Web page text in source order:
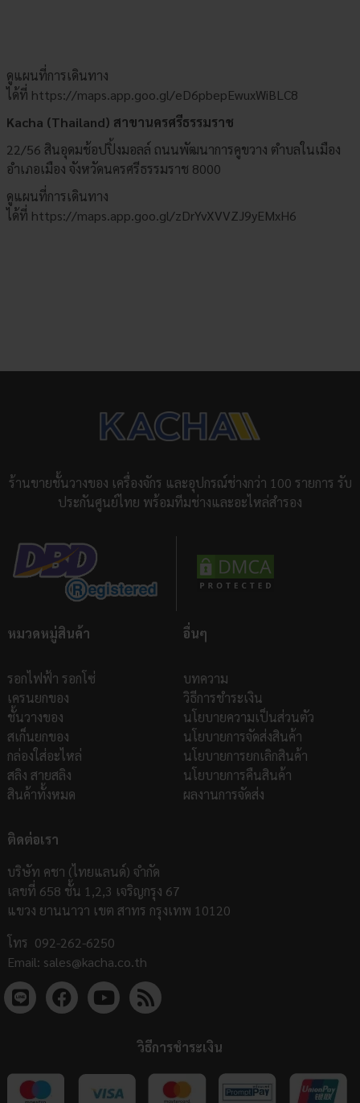
ดูแผนที่การเดินทาง
ได้ที่ https://maps.app.goo.gl/eD6pbepEwuxWiBLC8
Kacha (Thailand) สาขานครศรีธรรมราช
22/56 สินอุดมช้อปปิ้งมอลล์ ถนนพัฒนาการคูขวาง ตำบลในเมือง
อำเภอเมือง จังหวัดนครศรีธรรมราช 8000
ดูแผนที่การเดินทาง
ได้ที่ https://maps.app.goo.gl/zDrYvXVVZJ9yEMxH6
ร้านขายชั้นวางของ เครื่องจักร และอุปกรณ์ช่างกว่า 100 รายการ รับ
ประกันศูนย์ไทย พร้อมทีมช่างและอะไหล่สำรอง
หมวดหมู่สินค้า
รอกไฟฟ้า รอกโซ่
เครนยกของ
ชั้นวางของ
สเก็นยกของ
กล่องใส่อะไหล่
สลิง สายสลิง
สินค้าทั้งหมด
อื่นๆ
บทความ
วิธีการชำระเงิน
นโยบายความเป็นส่วนตัว
นโยบายการจัดส่งสินค้า
นโยบายการยกเลิกสินค้า
นโยบายการคืนสินค้า
ผลงานการจัดส่ง
ติดต่อเรา
บริษัท คชา (ไทยแลนด์) จำกัด
เลขที่ 658 ชั้น 1,2,3 เจริญกรุง 67
แขวง ยานนาวา เขต สาทร กรุงเทพ 10120
โทร 092-262-6250
Email: sales@kacha.co.th
วิธีการชำระเงิน